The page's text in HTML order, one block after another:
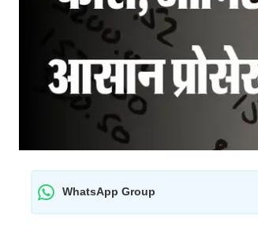
WhatsApp Group